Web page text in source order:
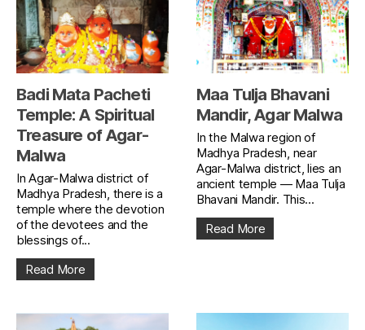
Badi Mata Pacheti
Temple: A Spiritual
Treasure of Agar-
Malwa
In Agar-Malwa district of
Madhya Pradesh, there is a
temple where the devotion
of the devotees and the
blessings of...
Read More
Maa Tulja Bhavani
Mandir, Agar Malwa
In the Malwa region of
Madhya Pradesh, near
Agar-Malwa district, lies an
ancient temple — Maa Tulja
Bhavani Mandir. This...
Read More